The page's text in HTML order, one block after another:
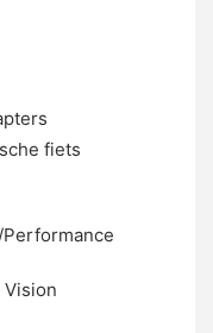
fiets
Vision